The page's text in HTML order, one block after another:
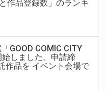
作品登録数」のランキ
GOOD COMIC CITY
しました。申請締
作品を イベント会場で